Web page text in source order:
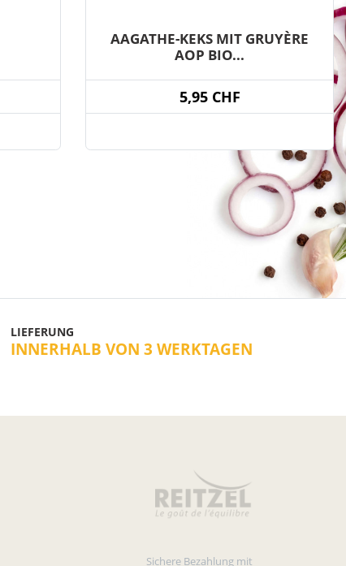
AAGATHE-KEKS MIT GRUYÈRE
AOP BIO...
5,95 CHF
LIEFERUNG
INNERHALB VON 3 WERKTAGEN
Sichere Bezahlung mit